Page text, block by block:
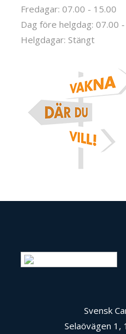
Fredagar: 07.00 - 15.00
Dag före helgdag: 07.00
Helgdagar: Stängt
Svensk
Selaövägen 1,